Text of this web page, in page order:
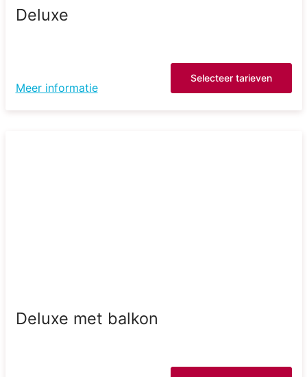
Deluxe
Meer informatie
Selecteer tarieven
Deluxe met balkon